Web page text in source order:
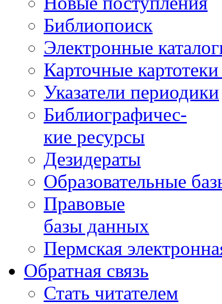
Библиопоиск
Электронные
Карточные
Указатели периодики
Библиографичес-
кие ресурсы
Дезидераты
Образовательные
Правовые
базы данных
Пермская
Обратная связь
Стать читателем